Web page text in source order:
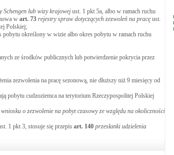
Schengen lub wizy krajowej ust. 1 pkt 5a, albo w ramach ruchu
w art. 73 rejestry spraw dotyczących zezwoleń na pracę ust.
Polskiej;
pobytu określony w wizie albo okres pobytu w ramach ruchu
ze środków publicznych lub potwierdzenie pokrycia przez
zezwolenia na pracę sezonową, nie dłuższy niż 9 miesięcy od
pobytu cudzoziemca na terytorium Rzeczypospolitej Polskiej
o zezwolenie na pobyt czasowy ze względu na okoliczności
1 pkt 3, stosuje się przepis art. 140 przesłanki udzielenia